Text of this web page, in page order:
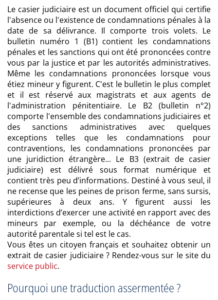
Le casier judiciaire est un document officiel qui certifie
l'absence ou l'existence de condamnations pénales à la
date de sa délivrance. Il comporte trois volets. Le
bulletin numéro 1 (B1) contient les condamnations
pénales et les sanctions qui ont été prononcées contre
vous par la justice et par les autorités administratives.
Même les condamnations prononcées lorsque vous
étiez mineur y figurent. C'est le bulletin le plus complet
et il est réservé aux magistrats et aux agents de
l'administration pénitentiaire. Le B2 (bulletin n°2)
comporte l'ensemble des condamnations judiciaires et
des sanctions administratives avec quelques
exceptions telles que les condamnations pour
contraventions, les condamnations prononcées par
une juridiction étrangère... Le B3 (extrait de casier
judiciaire) est délivré sous format numérique et
contient très peu d’informations. Destiné à vous seul, il
ne recense que les peines de prison ferme, sans sursis,
supérieures à deux ans. Y figurent aussi les
interdictions d’exercer une activité en rapport avec des
mineurs par exemple, ou la déchéance de votre
autorité parentale si tel est le cas.
Vous êtes un citoyen français et souhaitez obtenir un
extrait de casier judiciaire ? Rendez-vous sur le site du
service public.
Pourquoi une traduction assermentée ?